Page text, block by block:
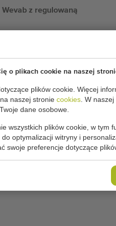
o plikach cookie na naszej
plików cookie. Więcej
naszej stronie cookies . W naszej
dane osobowe.
wszystkich plików cookie, w tym
optymalizacji witryny i
swoje preferencje dotyczące
z regulowaną